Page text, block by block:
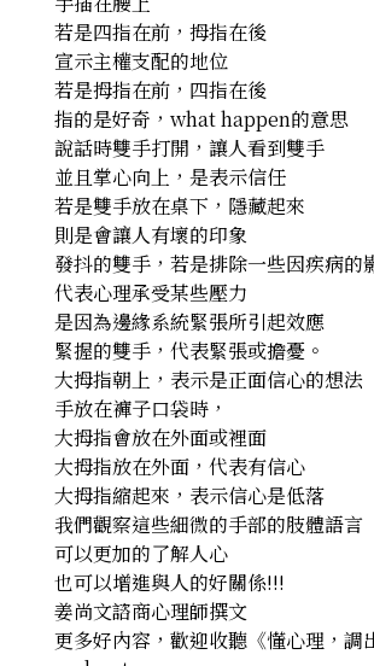
若是四指在前，拇指在後
宣示主權支配的地位
若是拇指在前，四指在後
指的是好奇，what happen的意思
說話時雙手打開，讓人看到雙手
並且掌心向上，是表示信任
若是雙手放在桌下，隱藏起來
則是會讓人有壞的印象
發抖的雙手，若是排除一些因疾病的
代表心理承受某些壓力
是因為邊緣系統緊張所引起效應
緊握的雙手，代表緊張或擔憂。
大拇指朝上，表示是正面信心的想法
手放在褲子口袋時，
大拇指會放在外面或裡面
大拇指放在外面，代表有信心
大拇指縮起來，表示信心是低落
我們觀察這些細微的手部的肢體語言
可以更加的了解人心
也可以增進與人的好關係!!!
姜尚文諮商心理師撰文
更多好內容，歡迎收聽《懂心理，調